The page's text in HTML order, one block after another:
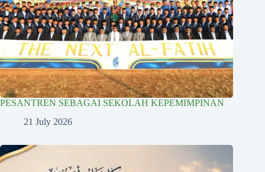
PESANTREN SEBAGAI SEKOLAH KEPEMIMPINAN
21 July 2026